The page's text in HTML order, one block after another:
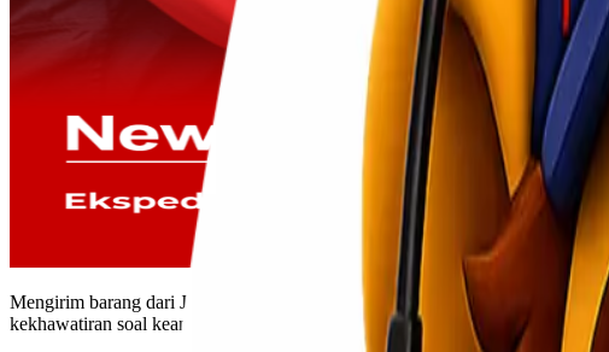
Mengirim barang dari Jakarta ke Tanjung Pinang bukan sekadar soal jarak.
kekhawatiran soal keamanan barang selama perjalanan. Apalagi jika barang